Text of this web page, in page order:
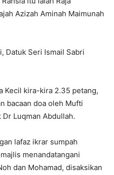
Azizah Aminah Maimunah
Datuk Seri Ismail Sabri
Kecil kira-kira 2.35 petang,
bacaan doa oleh Mufti
Luqman Abdullah.
lafaz ikrar sumpah
menandatangani
dan Mohamad, disaksikan